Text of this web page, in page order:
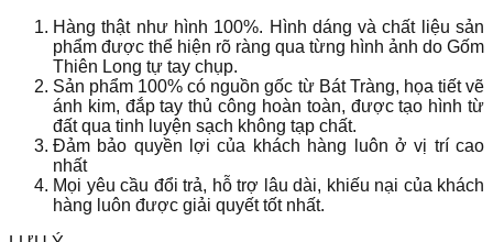
Hàng thật như hình 100%. Hình dáng và chất liệu sản
phẩm được thể hiện rõ ràng qua từng hình ảnh do Gốm
Thiên Long tự tay chụp.
Sản phẩm 100% có nguồn gốc từ Bát Tràng, họa tiết vẽ
ánh kim, đắp tay thủ công hoàn toàn, được tạo hình từ
đất qua tinh luyện sạch không tạp chất.
Đảm bảo quyền lợi của khách hàng luôn ở vị trí cao
nhất
Mọi yêu cầu đổi trả, hỗ trợ lâu dài, khiếu nại của khách
hàng luôn được giải quyết tốt nhất.